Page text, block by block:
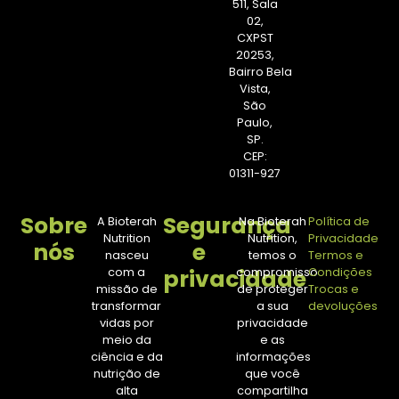
511, Sala
02,
CXPST
20253,
Bairro Bela
Vista,
São
Paulo,
SP.
CEP:
01311-927
Sobre
nós
A Bioterah
Nutrition
nasceu
com a
missão de
transformar
vidas por
meio da
ciência e da
nutrição de
alta
Segurança
e
privacidade
Na Bioterah
Nutrition,
temos o
compromisso
de proteger
a sua
privacidade
e as
informações
que você
compartilha
Política de
Privacidade
Termos e
Condições
Trocas e
devoluções